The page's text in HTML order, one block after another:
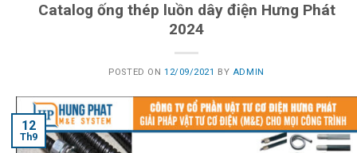
Catalog ống thép luồn dây điện Hưng Phát
2024
POSTED ON 12/09/2021 BY ADMIN
12
Th9